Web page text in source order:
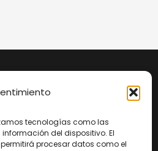
tecnologías como las
del dispositivo. El
procesar datos como el